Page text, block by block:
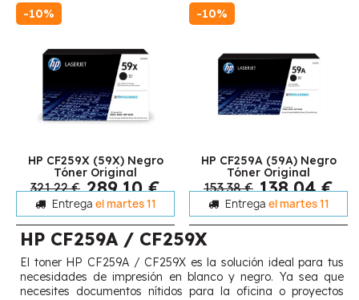
-10%
HP CF259X (59X) Negro
Tóner Original
321,22 € 289,10 €
Entrega el martes 11
-10%
HP CF259A (59A) Negro
Tóner Original
153,38 € 138,04 €
Entrega el martes 11
HP CF259A / CF259X
El toner HP CF259A / CF259X es la solución ideal para tus
necesidades de impresión en blanco y negro. Ya sea que
necesites documentos nítidos para la oficina o proyectos